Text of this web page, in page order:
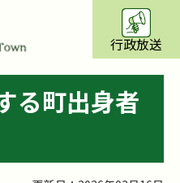
行政放送
る町出身者